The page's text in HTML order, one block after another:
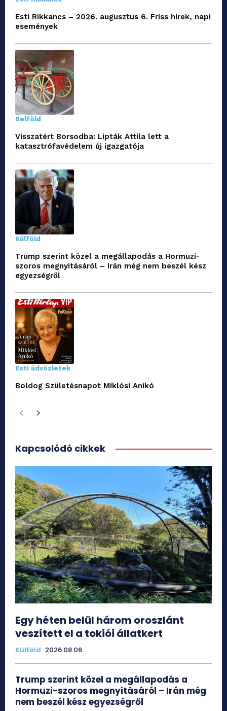
Esti Rikkancs – 2026. augusztus 6. Friss hírek, napi
események
Belföld
Visszatért Borsodba: Lipták Attila lett a
katasztrófavédelem új igazgatója
Külföld
Trump szerint közel a megállapodás a Hormuzi-
szoros megnyitásáról – Irán még nem beszél kész
egyezségről
Esti üdvözletek
Boldog Születésnapot Miklósi Anikó
Kapcsolódó cikkek
Egy héten belül három oroszlánt
veszített el a tokiói állatkert
Külföld 2026.08.06.
Trump szerint közel a megállapodás a
Hormuzi-szoros megnyitásáról – Irán még
nem beszél kész egyezségről